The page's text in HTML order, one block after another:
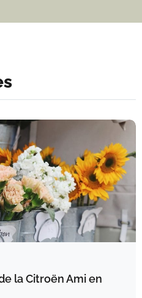
la Citroën Ami en